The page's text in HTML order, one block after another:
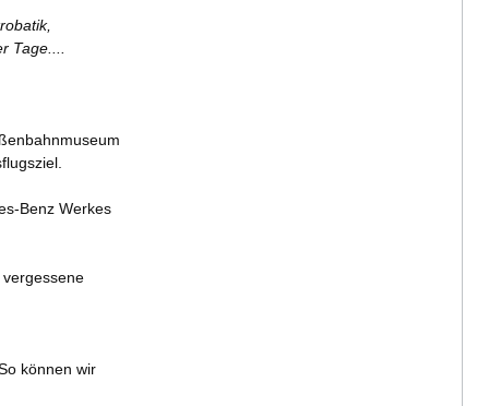
Tage....
Benz Werkes
können wir